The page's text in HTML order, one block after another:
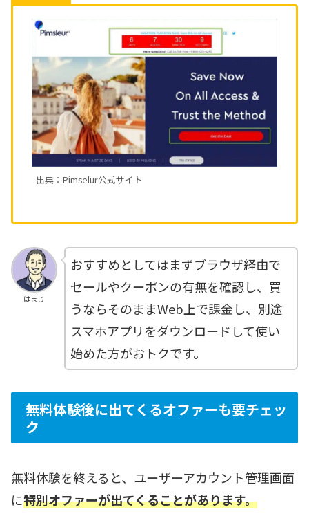
出典：Pimselur公式サイト
はまじ
おすすめとしてはまずブラウザ経由で
セールやクーポンの有無を確認し、買
うならそのままWeb上で課金し、別途
スマホアプリをダウンロードして使い
始めた方がおトクです。
無料体験後に出てくるオファーも要チェッ
ク
無料体験を終えると、ユーザーアカウント管理画面
に特別オファーが出てくることがあります。